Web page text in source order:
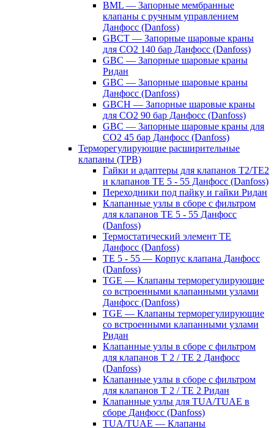
BML — Запорные мембранные
клапаны с ручным управлением
Данфосс (Danfoss)
GBCT — Запорные шаровые краны
для CO2 140 бар Данфосс (Danfoss)
GBC — Запорные шаровые краны
Ридан
GBC — Запорные шаровые краны
Данфосс (Danfoss)
GBCH — Запорные шаровые краны
для CO2 90 бар Данфосс (Danfoss)
GBC — Запорные шаровые краны для
CO2 45 бар Данфосс (Danfoss)
Терморегулирующие расширительные
клапаны (ТРВ)
Гайки и адаптеры для клапанов T2/TE2
и клапанов TE 5 - 55 Данфосс (Danfoss)
Переходники под пайку и гайки Ридан
Клапанные узлы в сборе с фильтром
для клапанов TE 5 - 55 Данфосс
(Danfoss)
Термостатический элемент TE
Данфосс (Danfoss)
TE 5 - 55 — Корпус клапана Данфосс
(Danfoss)
TGE — Клапаны терморегулирующие
со встроенными клапанными узлами
Данфосс (Danfoss)
TGE — Клапаны терморегулирующие
со встроенными клапанными узлами
Ридан
Клапанные узлы в сборе с фильтром
для клапанов T 2 / TE 2 Данфосс
(Danfoss)
Клапанные узлы в сборе с фильтром
для клапанов T 2 / TE 2 Ридан
Клапанные узлы для TUA/TUAE в
сборе Данфосс (Danfoss)
TUA/TUAE — Клапаны